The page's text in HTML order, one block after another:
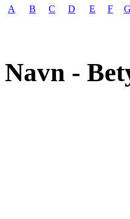
A B C D E F G
Navn -